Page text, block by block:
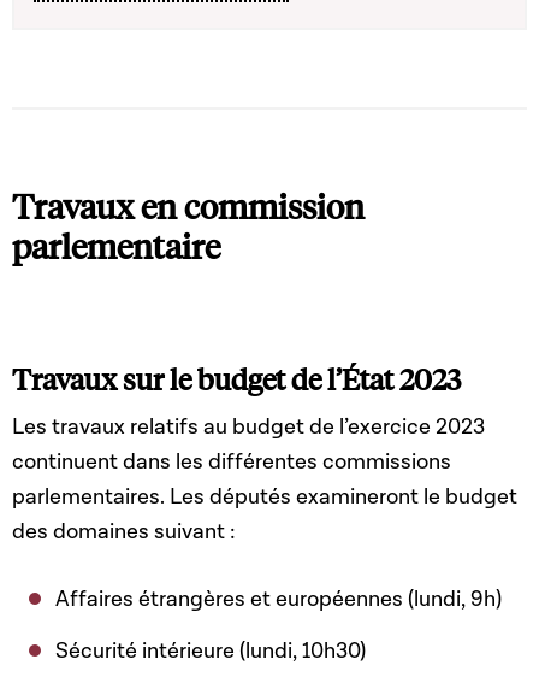
Travaux en commission
parlementaire
Travaux sur le budget de l’État 2023
Les travaux relatifs au budget de l’exercice 2023
continuent dans les différentes commissions
parlementaires. Les députés examineront le budget
des domaines suivant :
Affaires étrangères et européennes (lundi, 9h)
Sécurité intérieure (lundi, 10h30)